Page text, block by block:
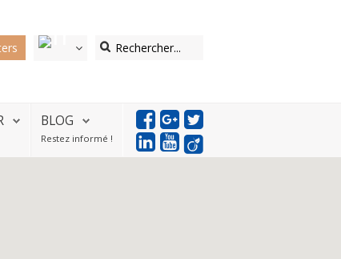
BLOG
Restez informé !